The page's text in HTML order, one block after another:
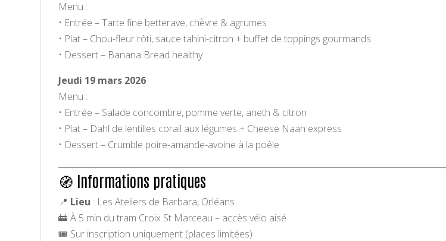
Menu :
• Entrée – Tarte fine betterave, chèvre & agrumes
• Plat – Chou-fleur rôti, sauce tahini-citron + buffet de toppings gourmands
• Dessert – Banana Bread healthy
Jeudi 19 mars 2026
Menu :
• Entrée – Salade concombre, pomme verte, aneth & citron
• Plat – Dahl de lentilles corail aux légumes + Cheese Naan express
• Dessert – Crumble poire-amande-avoine à la poêle
🧭 Informations pratiques
📍 Lieu : Les Ateliers de Barbara, Orléans
🚋 À 5 min du tram Croix St Marceau – accès vélo aisé
🎟️ Sur inscription uniquement (places limitées)